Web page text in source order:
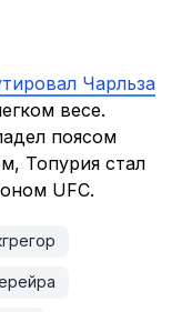
Чарльза
весе.
поясом
Топурия стал
UFC.